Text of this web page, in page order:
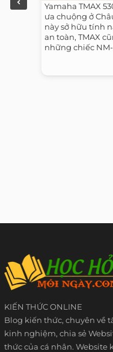
Yamaha TMAX
ưa chuộng ở
này sở hữu tính
an toàn, TMAX
những chiếc
KIẾN THỨC ONLINE
Blog kiến thức, chuyên về
kinh nghiệm, chia sẻ
thức của cá nhân. Website